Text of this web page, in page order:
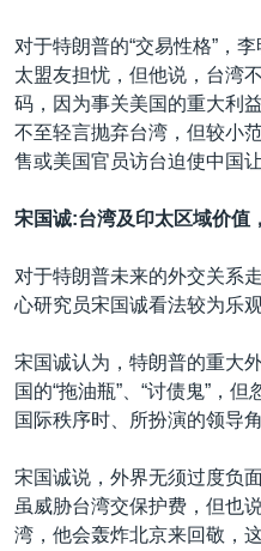
对于特朗普的“交易性格”，
太盟友担忧，但他说，台湾
码，因为事关美国的重大利
不至轻言抛弃台湾，但较小
售或美国官员访台迫使中国
宋国诚:台湾及印太区域价值 ，
对于特朗普未来的外交关系
心研究员宋国诚看法较为乐观
宋国诚认为，特朗普的重大
国的“拖油瓶”、“讨债鬼”，
国际秩序时、所扮演的领导角
宋国诚说，外界无须过度负
虽威胁台湾交保护费，但也
湾，他会轰炸北京来回敬，